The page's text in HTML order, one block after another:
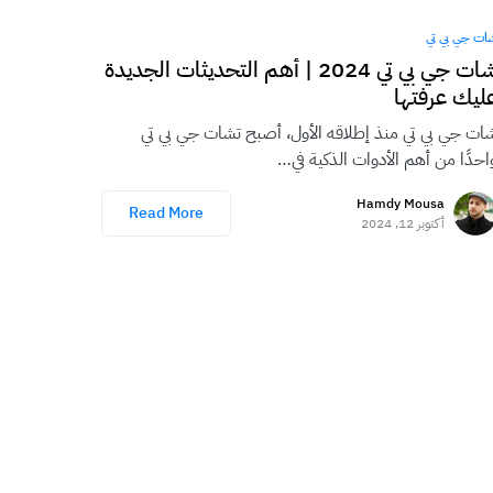
جي بي تي
شات جي بي تي 2024 | أهم التحديثات الجديدة
عرفتها
جي بي تي منذ إطلاقه الأول، أصبح تشات جي بي تي
من أهم الأدوات الذكية في…
Hamdy Mousa
أكتوبر 12, 2024
Read More